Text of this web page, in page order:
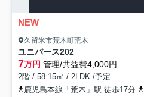
NEW
久留米市荒木町荒木
ユニバース202
7万円 管理/共益費4,000円
2階 / 58.15㎡ / 2LDK /予定
鹿児島本線「荒木」駅 徒歩17分